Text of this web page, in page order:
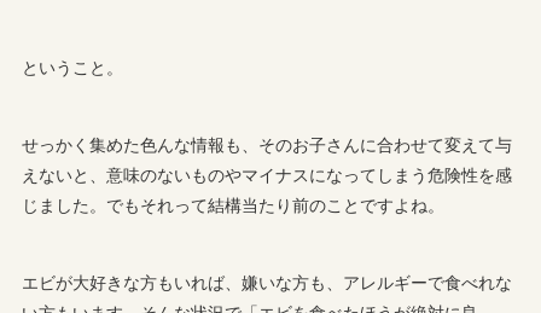
ということ。
せっかく集めた色んな情報も、そのお子さんに合わせて変えて与
えないと、意味のないものやマイナスになってしまう危険性を感
じました。でもそれって結構当たり前のことですよね。
エビが大好きな方もいれば、嫌いな方も、アレルギーで食べれな